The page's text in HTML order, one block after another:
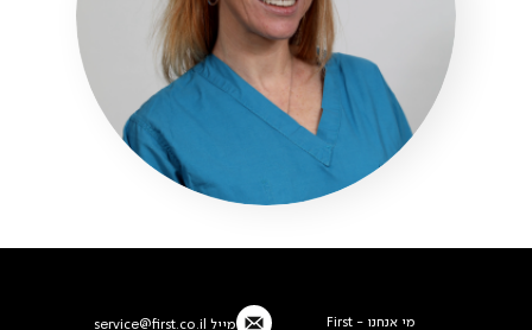
מי אנחנו - First מייל service@first.co.il